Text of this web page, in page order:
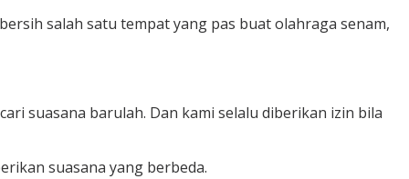
salah satu tempat yang pas buat olahraga senam,
suasana barulah. Dan kami selalu diberikan izin bila
suasana yang berbeda.